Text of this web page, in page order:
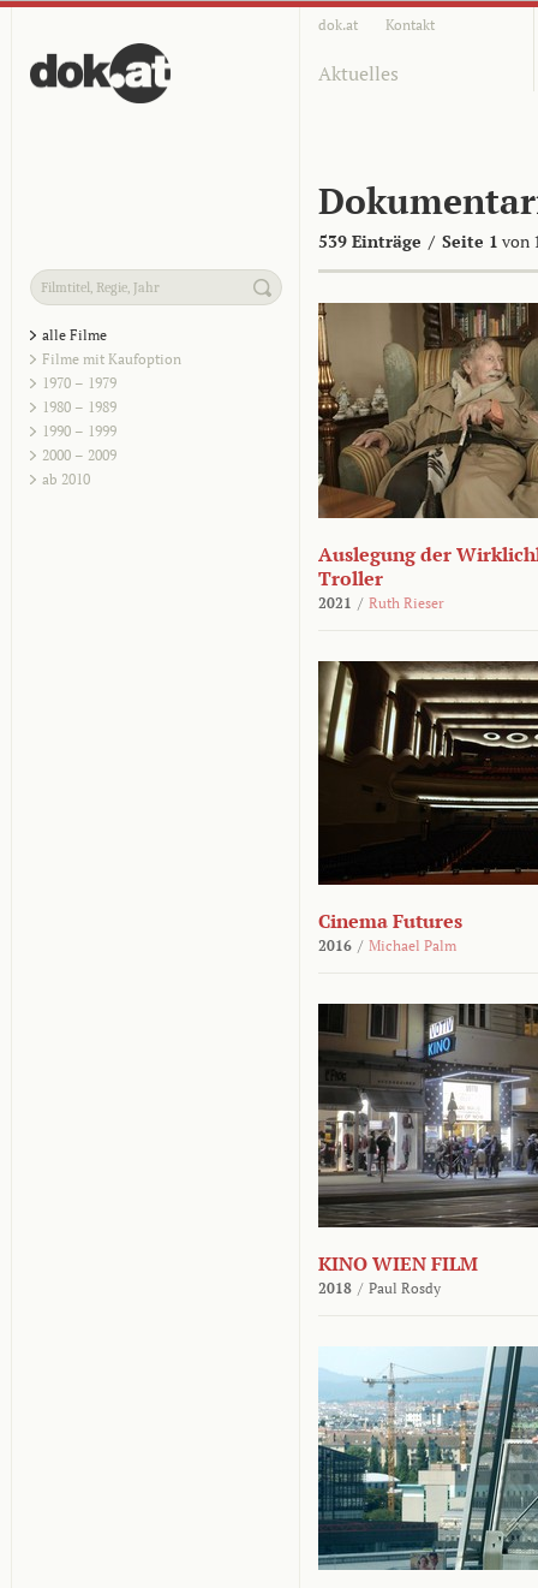
dok.at Kontakt
Aktuelles
539 Einträge / Seite 1 von
alle Filme
Filme mit Kaufoption
1970 – 1979
1980 – 1989
1990 – 1999
2000 – 2009
ab 2010
Auslegung der
Troller
2021 / Ruth Rieser
Cinema Futures
2016 / Michael Palm
KINO WIEN FILM
2018 / Paul Rosdy